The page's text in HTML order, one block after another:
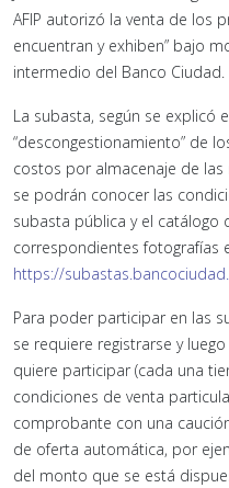
AFIP autorizó la venta de los
encuentran y exhiben” bajo
intermedio del Banco Ciudad.
La subasta, según se explicó
“descongestionamiento” de
costos por almacenaje de
se podrán conocer las
subasta pública y el
correspondientes fotografías
https://
Para poder participar en las
se requiere registrarse y
quiere participar (cada una
condiciones de venta
comprobante con una
de oferta automática, por
del monto que se está